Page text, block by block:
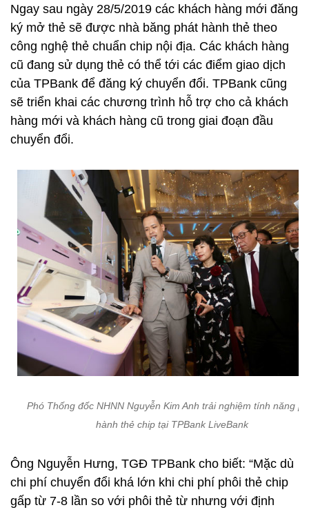
Ngay sau ngày 28/5/2019 các khách hàng mới đăng
ký mở thẻ sẽ được nhà băng phát hành thẻ theo
công nghệ thẻ chuẩn chip nội địa. Các khách hàng
cũ đang sử dụng thẻ có thể tới các điểm giao dịch
của TPBank để đăng ký chuyển đổi. TPBank cũng
sẽ triển khai các chương trình hỗ trợ cho cả khách
hàng mới và khách hàng cũ trong giai đoạn đầu
chuyển đổi.
Phó Thống đốc NHNN Nguyễn Kim Anh trải nghiệm tính năng
hành thẻ chip tại TPBank LiveBank
Ông Nguyễn Hưng, TGĐ TPBank cho biết: “Mặc dù
chi phí chuyển đổi khá lớn khi chi phí phôi thẻ chip
gấp từ 7-8 lần so với phôi thẻ từ nhưng với định